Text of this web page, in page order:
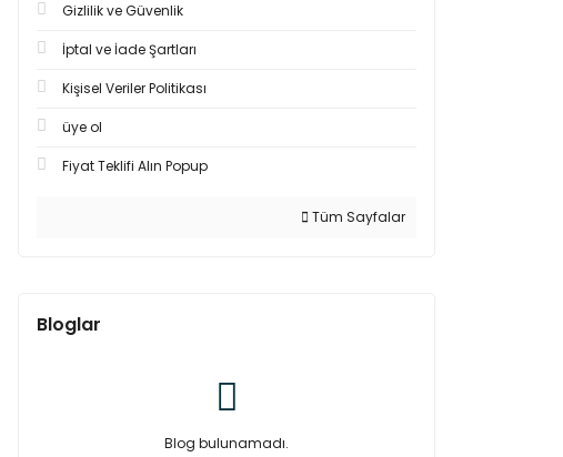
Gizlilik ve Güvenlik
İptal ve İade Şartları
Kişisel Veriler Politikası
üye ol
Fiyat Teklifi Alın Popup
Tüm Sayfalar
Bloglar
Blog bulunamadı.